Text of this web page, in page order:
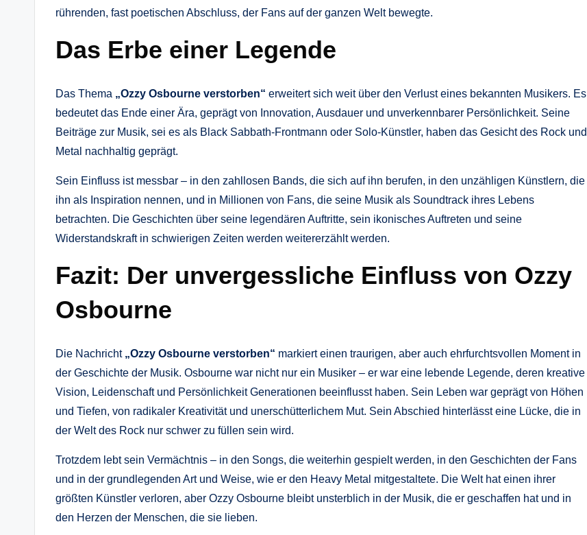
rührenden, fast poetischen Abschluss, der Fans auf der ganzen Welt bewegte.
Das Erbe einer Legende
Das Thema „Ozzy Osbourne verstorben“ erweitert sich weit über den Verlust eines bekannten Musikers. Es
bedeutet das Ende einer Ära, geprägt von Innovation, Ausdauer und unverkennbarer Persönlichkeit. Seine
Beiträge zur Musik, sei es als Black Sabbath‑Frontmann oder Solo‑Künstler, haben das Gesicht des Rock und
Metal nachhaltig geprägt.
Sein Einfluss ist messbar – in den zahllosen Bands, die sich auf ihn berufen, in den unzähligen Künstlern, die
ihn als Inspiration nennen, und in Millionen von Fans, die seine Musik als Soundtrack ihres Lebens
betrachten. Die Geschichten über seine legendären Auftritte, sein ikonisches Auftreten und seine
Widerstandskraft in schwierigen Zeiten werden weitererzählt werden.
Fazit: Der unvergessliche Einfluss von Ozzy
Osbourne
Die Nachricht „Ozzy Osbourne verstorben“ markiert einen traurigen, aber auch ehrfurchtsvollen Moment in
der Geschichte der Musik. Osbourne war nicht nur ein Musiker – er war eine lebende Legende, deren kreative
Vision, Leidenschaft und Persönlichkeit Generationen beeinflusst haben. Sein Leben war geprägt von Höhen
und Tiefen, von radikaler Kreativität und unerschütterlichem Mut. Sein Abschied hinterlässt eine Lücke, die in
der Welt des Rock nur schwer zu füllen sein wird.
Trotzdem lebt sein Vermächtnis – in den Songs, die weiterhin gespielt werden, in den Geschichten der Fans
und in der grundlegenden Art und Weise, wie er den Heavy Metal mitgestaltete. Die Welt hat einen ihrer
größten Künstler verloren, aber Ozzy Osbourne bleibt unsterblich in der Musik, die er geschaffen hat und in
den Herzen der Menschen, die sie lieben.